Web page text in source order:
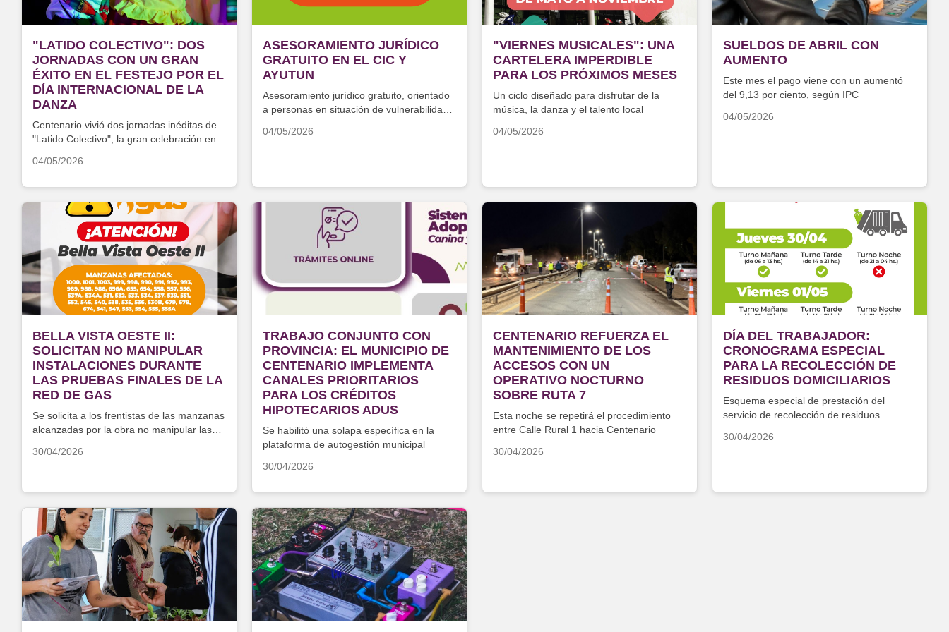
"LATIDO COLECTIVO": DOS
JORNADAS CON UN GRAN
ÉXITO EN EL FESTEJO POR EL
DÍA INTERNACIONAL DE LA
DANZA
Centenario vivió dos jornadas inéditas de
"Latido Colectivo", la gran celebración en
04/05/2026
ASESORAMIENTO JURÍDICO
GRATUITO EN EL CIC Y
AYUTUN
Asesoramiento jurídico gratuito, orientado
a personas en situación de vulnerabilidad
04/05/2026
"VIERNES MUSICALES": UNA
CARTELERA IMPERDIBLE
PARA LOS PRÓXIMOS MESES
Un ciclo diseñado para disfrutar de la
música, la danza y el talento local
04/05/2026
SUELDOS DE ABRIL CON
AUMENTO
Este mes el pago viene con un aumentó
del 9,13 por ciento, según IPC
04/05/2026
BELLA VISTA OESTE II:
SOLICITAN NO MANIPULAR
INSTALACIONES DURANTE
LAS PRUEBAS FINALES DE LA
RED DE GAS
Se solicita a los frentistas de las manzanas
alcanzadas por la obra no manipular las
30/04/2026
TRABAJO CONJUNTO CON
PROVINCIA: EL MUNICIPIO DE
CENTENARIO IMPLEMENTA
CANALES PRIORITARIOS
PARA LOS CRÉDITOS
HIPOTECARIOS ADUS
Se habilitó una solapa específica en la
plataforma de autogestión municipal
30/04/2026
CENTENARIO REFUERZA EL
MANTENIMIENTO DE LOS
ACCESOS CON UN
OPERATIVO NOCTURNO
SOBRE RUTA 7
Esta noche se repetirá el procedimiento
entre Calle Rural 1 hacia Centenario
30/04/2026
DÍA DEL TRABAJADOR:
CRONOGRAMA ESPECIAL
PARA LA RECOLECCIÓN DE
RESIDUOS DOMICILIARIOS
Esquema especial de prestación del
servicio de recolección de residuos
30/04/2026